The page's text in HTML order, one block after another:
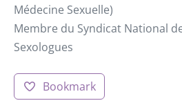
Médecine Sexuelle)
Membre du Syndicat National
Sexologues
Bookmark